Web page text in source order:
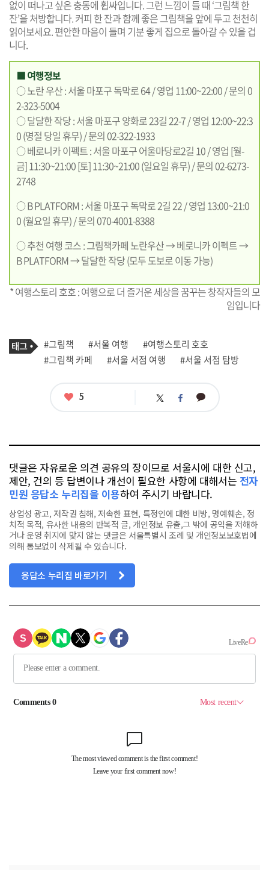
없이 떠나고 싶은 충동에 휩싸입니다. 그런 느낌이 들 때 ‘그림책 한
잔’을 처방합니다. 커피 한 잔과 함께 좋은 그림책을 앞에 두고 천천히
읽어보세요. 편안한 마음이 들며 기분 좋게 집으로 돌아갈 수 있을 겁
니다.
■ 여행정보
○ 노란 우산 : 서울 마포구 독막로 64 / 영업 11:00~22:00 / 문의 0
2-323-5004
○ 달달한 작당 : 서울 마포구 양화로 23길 22-7 / 영업 12:00~22:3
0 (명절 당일 휴무) / 문의 02-322-1933
○ 베로니카 이펙트 : 서울 마포구 어울마당로2길 10 / 영업 [월-
금] 11:30~21:00 [토] 11:30~21:00 (일요일 휴무) / 문의 02-6273-
2748
○ B PLATFORM : 서울 마포구 독막로 2길 22 / 영업 13:00~21:0
0 (월요일 휴무) / 문의 070-4001-8388
○ 추천 여행 코스 : 그림책카페 노란우산 → 베로니카 이펙트 →
B PLATFORM → 달달한 작당 (모두 도보로 이동 가능)
* 여행스토리 호호 : 여행으로 더 즐거운 세상을 꿈꾸는 창작자들의 모
임입니다
기
사
관
련
태
그
#그림책 #서울 여행
#여행스토리 호호
#그림책 카페
#서울 서점 여행 #서울 서점 탐방
좋
5 트 페 카
댓글은 자유로운 의견 공유의 장이므로 서울시에 대한 신고,
제안, 건의 등 답변이나 개선이 필요한 사항에 대해서는 전자
민원 응답소 누리집을 이용하여 주시기 바랍니다.
상업성 광고, 저작권 침해, 저속한 표현, 특정인에 대한 비방, 명예훼손, 정
치적 목적, 유사한 내용의 반복적 글, 개인정보 유출,그 밖에 공익을 저해하
거나 운영 취지에 맞지 않는 댓글은 서울특별시 조례 및 개인정보보호법에
의해 통보없이 삭제될 수 있습니다.
응답소 누리집 바로가기